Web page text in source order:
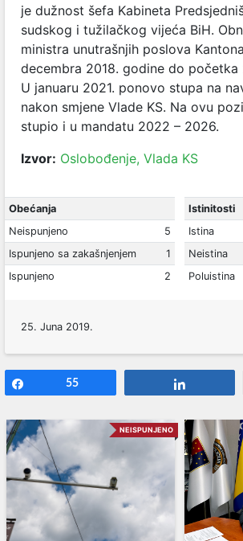
je dužnost šefa Kabineta
sudskog i tužilačkog vijeća BiH.
ministra unutrašnjih poslova
decembra 2018. godine do početka
U januaru 2021. ponovo stupa na
nakon smjene Vlade KS. Na ovu
stupio i u mandatu 2022 – 2026.
Izvor: Oslobođenje, Vlada KS
Obećanja
Neispunjeno
5
Ispunjeno sa zakašnjenjem
1
Ispunjeno
2
Istinitosti
Istina
Neistina
Poluistina
25. Juna 2019.
55
NEISPUNJENO